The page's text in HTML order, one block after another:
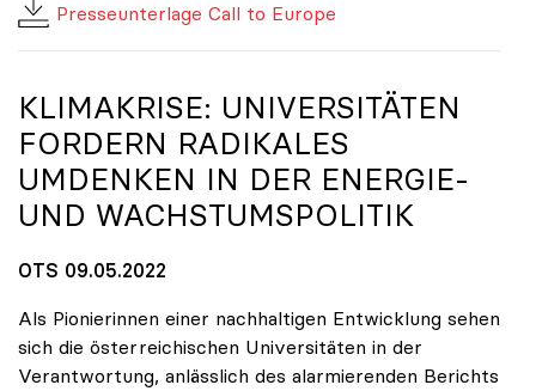
Presseunterlage Call to Europe
KLIMAKRISE: UNIVERSITÄTEN
FORDERN RADIKALES
UMDENKEN IN DER ENERGIE-
UND WACHSTUMSPOLITIK
OTS 09.05.2022
Als Pionierinnen einer nachhaltigen Entwicklung sehen
sich die österreichischen Universitäten in der
Verantwortung, anlässlich des alarmierenden Berichts